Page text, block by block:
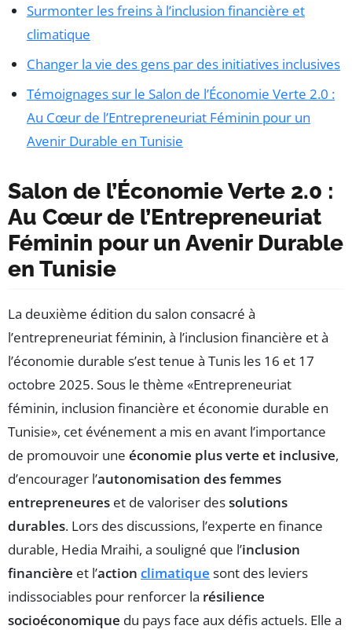
Surmonter les freins à l’inclusion financière et
climatique
Changer la vie des gens par des initiatives inclusives
Témoignages sur le Salon de l’Économie Verte 2.0 :
Au Cœur de l’Entrepreneuriat Féminin pour un
Avenir Durable en Tunisie
Salon de l’Économie Verte 2.0 :
Au Cœur de l’Entrepreneuriat
Féminin pour un Avenir Durable
en Tunisie
La deuxième édition du salon consacré à
l’entrepreneuriat féminin, à l’inclusion financière et à
l’économie durable s’est tenue à Tunis les 16 et 17
octobre 2025. Sous le thème «Entrepreneuriat
féminin, inclusion financière et économie durable en
Tunisie», cet événement a mis en avant l’importance
de promouvoir une économie plus verte et inclusive,
d’encourager l’autonomisation des femmes
entrepreneures et de valoriser dessolutions
durables. Lors des discussions, l’experte en finance
durable, Hedia Mraihi, a souligné que l’inclusion
financière et l’action climatique sont des leviers
indissociables pour renforcer la résilience
socioéconomique du pays face aux défis actuels. Elle a